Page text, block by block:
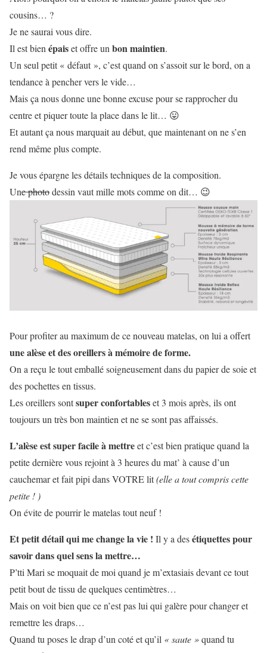
cousins… ?
Je ne saurai vous dire.
Il est bien épaiset offre un bon maintien.
Un seul petit « défaut », c’est quand on s’assoit sur le bord, on a
tendance à pencher vers le vide…
Mais ça nous donne une bonne excuse pour se rapprocher du
centre et piquer toute la place dans le lit… 😛
Et autant ça nous marquait au début, que maintenant on ne s’en
rend même plus compte.
Je vous épargne les détails techniques de la composition.
Une photodessin vaut mille mots comme on dit… 😉
Pour profiter au maximum de ce nouveau matelas, on lui a offert
une alèse et des oreillers à mémoire de forme.
On a reçu le tout emballé soigneusement dans du papier de soie et
des pochettes en tissus.
Les oreillers sontsuper confortableset 3 mois après, ils ont
toujours un très bon maintien et ne se sont pas affaissés.
L’alèse est super facile à mettreet c’est bien pratique quand la
petite dernière vous rejoint à 3 heures du mat’ à cause d’un
cauchemar et fait pipi dans VOTRE lit(elle a tout compris cette
petite ! )
On évite de pourrir le matelas tout neuf !
Et petit détail qui me change la vie ! Il y a desétiquettes pour
savoir dans quel sens la mettre…
P’tti Mari se moquait de moi quand je m’extasiais devant ce tout
petit bout de tissu de quelques centimètres…
Mais on voit bien que ce n’est pas lui qui galère pour changer et
remettre les draps…
Quand tu poses le drap d’un coté et qu’il « saute »quand tu